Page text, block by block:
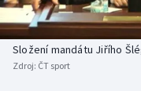
Basketbal
Biatlon
Historické návraty
Aplikace ČT sport
Složení mandátu Jiřího
Zdroj: ČT sport